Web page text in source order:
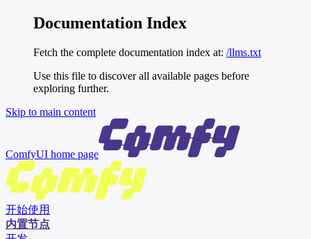
Documentation Index
Fetch the complete documentation index at: /llms.txt
Use this file to discover all available pages before
exploring further.
Skip to main content
ComfyUI home page
开始使用
内置节点